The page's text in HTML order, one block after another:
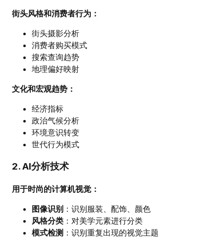
街头风格和消费者行为：
街头摄影分析
消费者购买模式
搜索查询趋势
地理偏好映射
文化和宏观趋势：
经济指标
政治气候分析
环境意识转变
世代行为模式
2. AI分析技术
用于时尚的计算机视觉：
图像识别 ：识别服装、配饰、颜色
风格分类 ：对美学元素进行分类
模式检测 ：识别重复出现的视觉主题